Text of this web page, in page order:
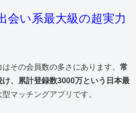
会い系最大級の超実力
その会員数の多さにあります。常
、累計登録数3000万という日本最
型マッチングアプリです。